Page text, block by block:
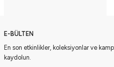
E-BÜLTEN
En son etkinlikler, koleksiyonlar ve
kaydolun.